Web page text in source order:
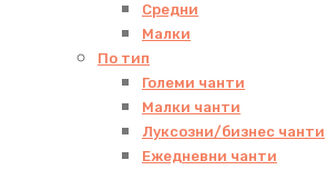
Средни
Малки
По тип
Големи чанти
Малки чанти
Луксозни/бизнес чанти
Ежедневни чанти